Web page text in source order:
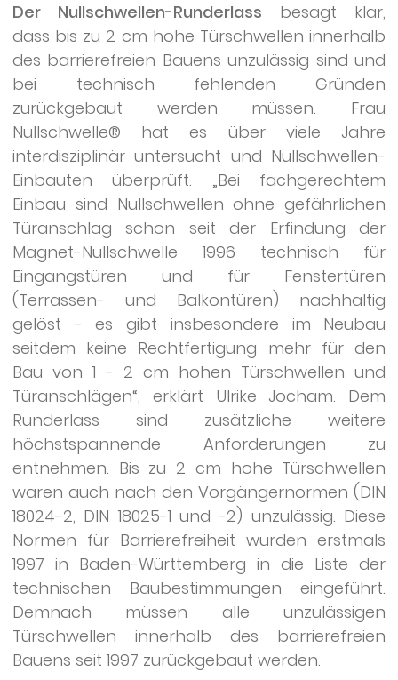
Der Nullschwellen-Runderlass besagt klar,
dass bis zu 2 cm hohe Türschwellen innerhalb
des barrierefreien Bauens unzulässig sind und
bei technisch fehlenden Gründen
zurückgebaut werden müssen. Frau
Nullschwelle® hat es über viele Jahre
interdisziplinär untersucht und Nullschwellen-
Einbauten überprüft. „Bei fachgerechtem
Einbau sind Nullschwellen ohne gefährlichen
Türanschlag schon seit der Erfindung der
Magnet-Nullschwelle 1996 technisch für
Eingangstüren und für Fenstertüren
(Terrassen- und Balkontüren) nachhaltig
gelöst - es gibt insbesondere im Neubau
seitdem keine Rechtfertigung mehr für den
Bau von 1 - 2 cm hohen Türschwellen und
Türanschlägen“, erklärt Ulrike Jocham. Dem
Runderlass sind zusätzliche weitere
höchstspannende Anforderungen zu
entnehmen. Bis zu 2 cm hohe Türschwellen
waren auch nach den Vorgängernormen (DIN
18024-2, DIN 18025-1 und -2) unzulässig. Diese
Normen für Barrierefreiheit wurden erstmals
1997 in Baden-Württemberg in die Liste der
technischen Baubestimmungen eingeführt.
Demnach müssen alle unzulässigen
Türschwellen innerhalb des barrierefreien
Bauens seit 1997 zurückgebaut werden.